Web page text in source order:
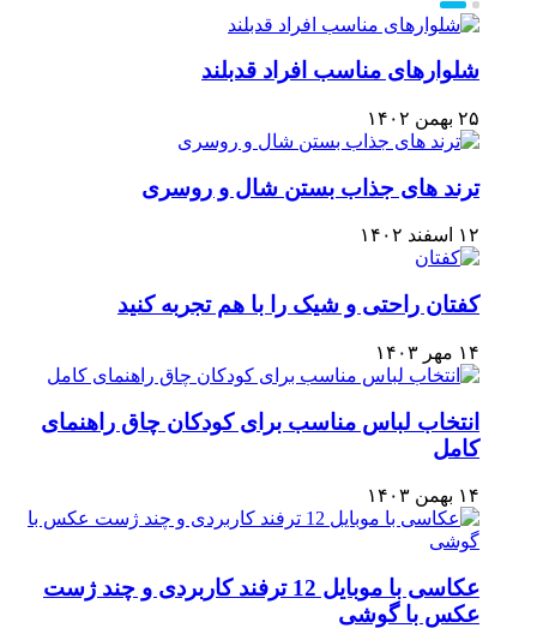
شلوارهای مناسب افراد قدبلند
۲۵ بهمن ۱۴۰۲
ترند های جذاب بستن شال و روسری
۱۲ اسفند ۱۴۰۲
کفتان راحتی و شیک را با هم تجربه کنید
۱۴ مهر ۱۴۰۳
انتخاب لباس مناسب برای کودکان چاق راهنمای
کامل
۱۴ بهمن ۱۴۰۳
عکاسی با موبایل 12 ترفند کاربردی و چند ژست
عکس با گوشی